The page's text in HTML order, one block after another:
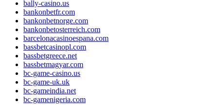
bally-casino.us
bankonbetfr.com
bankonbetnorge.com
bankonbetosterreich.com
barcelonacasinoespana.com
bassbetcasinopl.com
bassbetgreece.net
bassbetmagyar.com
bc-game-casino.us
bc-game-uk.uk
bc-gameindia.net
bc-gamenigeria.com